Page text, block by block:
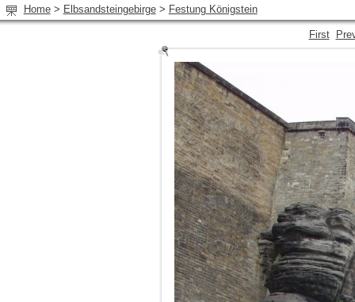
Home > Elbsandsteingebirge > Festung Königstein
First